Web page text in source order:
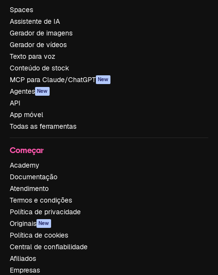
Spaces
Assistente de IA
Gerador de imagens
Gerador de vídeos
Texto para voz
Conteúdo de stock
MCP para Claude/ChatGPT New
Agentes New
API
App móvel
Todas as ferramentas
Começar
Academy
Documentação
Atendimento
Termos e condições
Política de privacidade
Originais New
Política de cookies
Central de confiabilidade
Afiliados
Empresas